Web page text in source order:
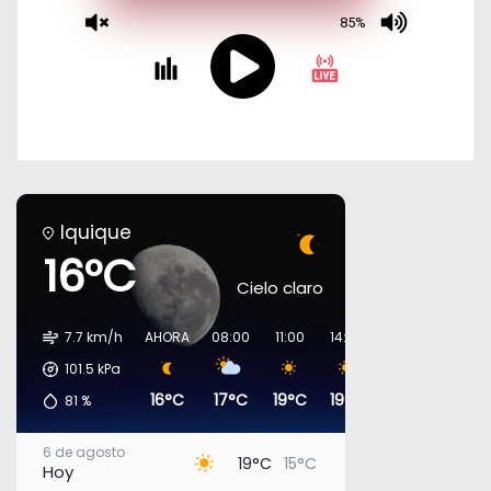
Iquique
16°C Cielo claro
7.7 km/h
101.5 kPa
81 %
AHORA
16°C
08:00
17°C
11:00
19°C
14:00
19°C
6 de agosto
Hoy 19°C 15°C